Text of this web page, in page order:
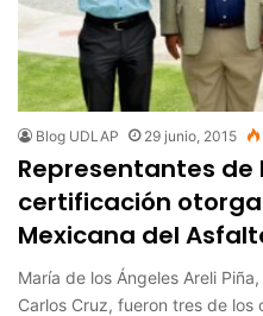
Blog UDLAP 29 junio, 2015
Representantes de
certificación
Mexicana del
María de los Ángeles Areli
Carlos Cruz, fueron tres de